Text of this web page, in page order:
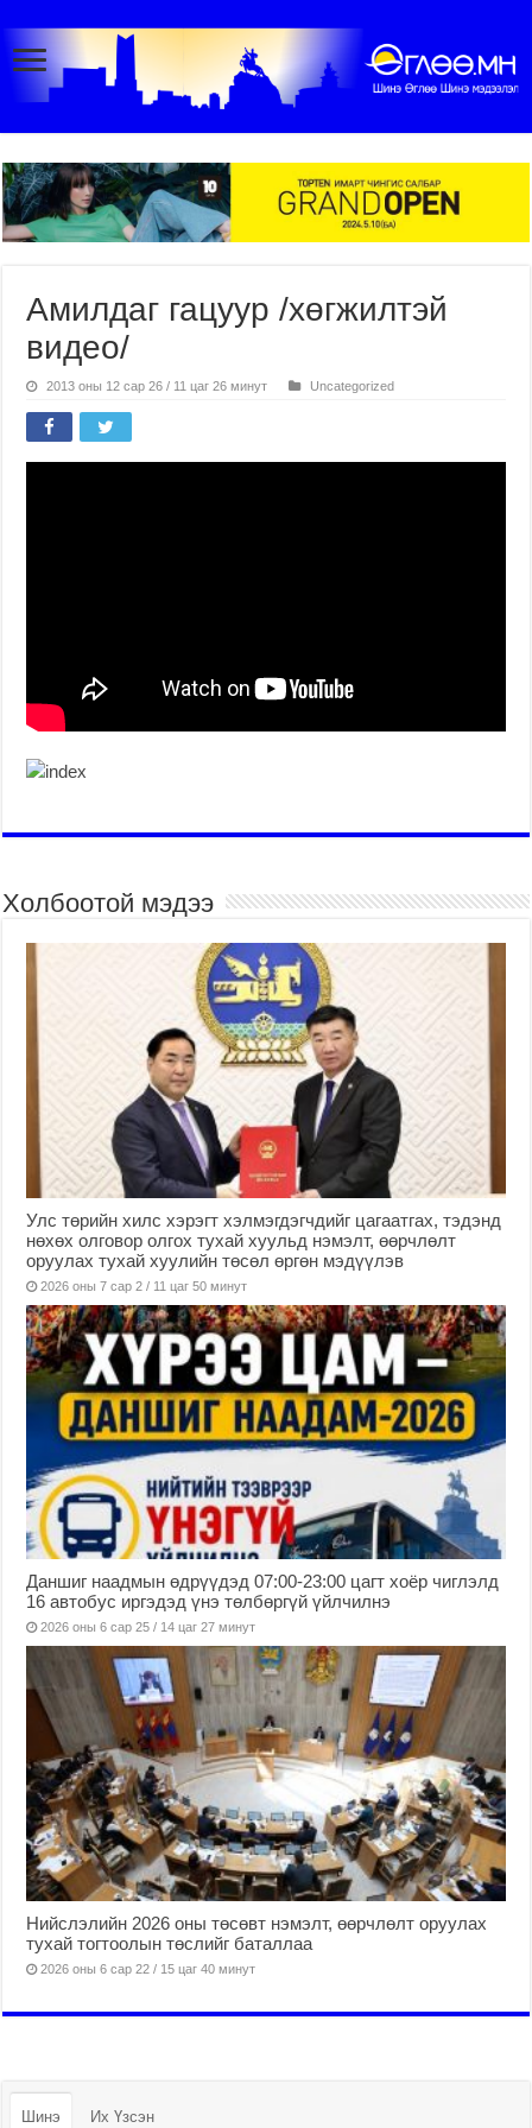
Амилдаг гацуур /хөгжилтэй
видео/
2013 оны 12 сар 26 / 11 цаг 26 минут Uncategorized
Холбоотой мэдээ
Улс төрийн хилс хэрэгт хэлмэгдэгчдийг цагаатгах, тэдэнд
нөхөх олговор олгох тухай хуульд нэмэлт, өөрчлөлт
оруулах тухай хуулийн төсөл өргөн мэдүүлэв
2026 оны 7 сар 2 / 11 цаг 50 минут
Даншиг наадмын өдрүүдэд 07:00-23:00 цагт хоёр чиглэлд
16 автобус иргэдэд үнэ төлбөргүй үйлчилнэ
2026 оны 6 сар 25 / 14 цаг 27 минут
Нийслэлийн 2026 оны төсөвт нэмэлт, өөрчлөлт оруулах
тухай тогтоолын төслийг баталлаа
2026 оны 6 сар 22 / 15 цаг 40 минут
Шинэ Их Үзсэн